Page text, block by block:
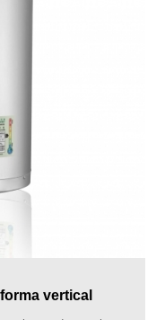
vertical